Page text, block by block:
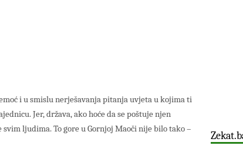
i u smislu nerješavanja pitanja uvjeta u kojima ti
Jer, država, ako hoće da se poštuje njen
ljudima. To gore u Gornjoj Maoči nije bilo tako –